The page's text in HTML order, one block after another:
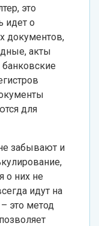
это
идет о
документов,
акты
для
забывают и
о них не
идут на
это метод